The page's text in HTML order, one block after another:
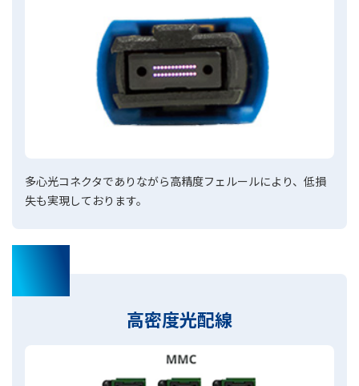
多心光コネクタでありながら高精度フェルールにより、低損
失も実現しております。
03
高密度光配線